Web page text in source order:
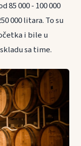
85 000 - 100 000
000 litara. To su
i bile u
sa time.